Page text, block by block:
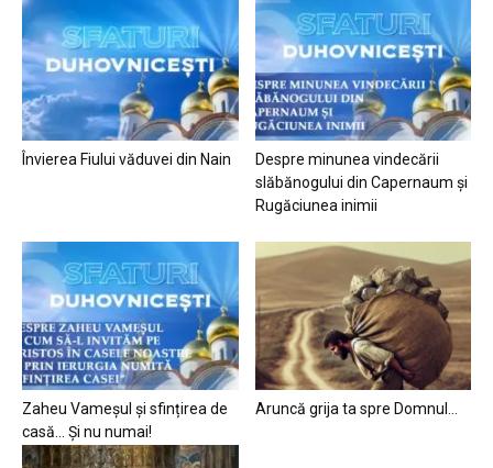
Învierea Fiului văduvei din Nain
Despre minunea vindecării
slăbănogului din Capernaum și
Rugăciunea inimii
Zaheu Vameșul și sfințirea de
casă… Și nu numai!
Aruncă grija ta spre Domnul…